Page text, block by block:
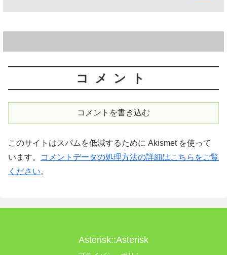
コメント
コメントを書き込む
このサイトはスパムを低減するために Akismet を使って
います。
コメントデータの処理方法の詳細はこちらをご覧
ください。
Asterisk::Asterisk